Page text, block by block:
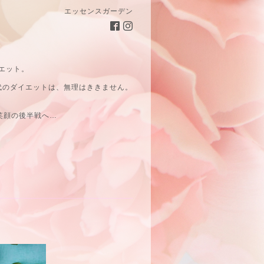
エッセンスガーデン
ット。
ダイエットは、無理はききません。
顔の後半戦へ…